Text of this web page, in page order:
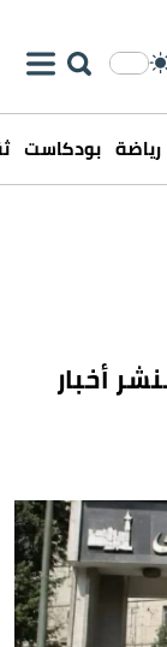
رياضة بودكاست
أخبار